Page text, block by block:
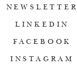
NEWSLETTER
LINKEDIN
FACEBOOK
INSTAGRAM